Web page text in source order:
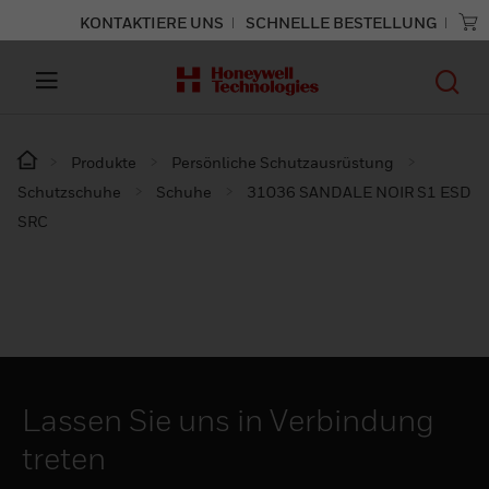
KONTAKTIERE UNS SCHNELLE BESTELLUNG
Produkte
Persönliche Schutzausrüstung
Schutzschuhe
Schuhe
31036 SANDALE NOIR S1 ESD
SRC
Lassen Sie uns in Verbindung
treten